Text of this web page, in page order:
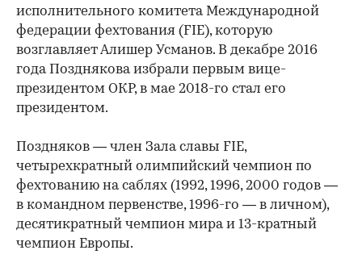
исполнительного комитета Международной
федерации фехтования (FIE), которую
возглавляет Алишер Усманов. В декабре 2016
года Позднякова избрали первым вице-
президентом ОКР, в мае 2018-го стал его
президентом.
Поздняков — член Зала славы FIE,
четырехкратный олимпийский чемпион по
фехтованию на саблях (1992, 1996, 2000 годов —
в командном первенстве, 1996-го — в личном),
десятикратный чемпион мира и 13-кратный
чемпион Европы.